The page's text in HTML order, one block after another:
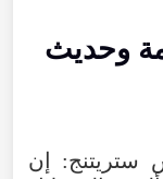
وحديث
ستريتنج: إن